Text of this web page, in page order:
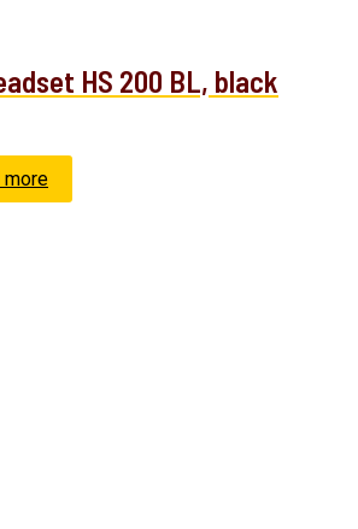
HS 200 BL, black
more